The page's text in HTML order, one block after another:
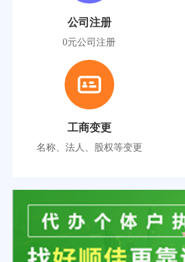
公司注册
0元公司注册
工商变更
名称、法人、股权等变更